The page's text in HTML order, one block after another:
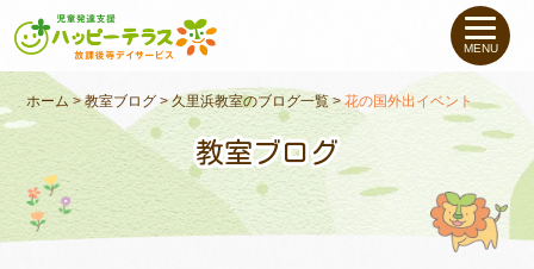
私たちについて
未就学のお子さま（０〜６才）
小学生〜高校生のお子さま
支援事例
MENU
ホーム >教室ブログ>久里浜教室のブログ一覧>花の国外出イベント
教室ブログ